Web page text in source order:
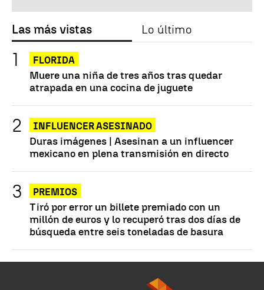
Las más vistas Lo último
FLORIDA
Muere una niña de tres años tras quedar
atrapada en una cocina de juguete
INFLUENCER ASESINADO
Duras imágenes | Asesinan a un influencer
mexicano en plena transmisión en directo
PREMIOS
Tiró por error un billete premiado con un
millón de euros y lo recuperó tras dos días de
búsqueda entre seis toneladas de basura